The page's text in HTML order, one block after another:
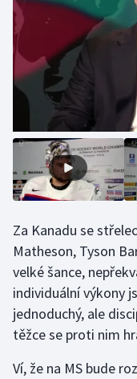
Motorsport
Olympijské hry
Parasport
Plavání
Plážový volejbal
Rychlobruslení
Rychlostní
Short track
Sportovní střelba
Za Kanadu se
Matheson, Tyson
velké šance,
individuální výkony
jednoduchý, ale
těžce se proti nim
Ví, že na MS bude